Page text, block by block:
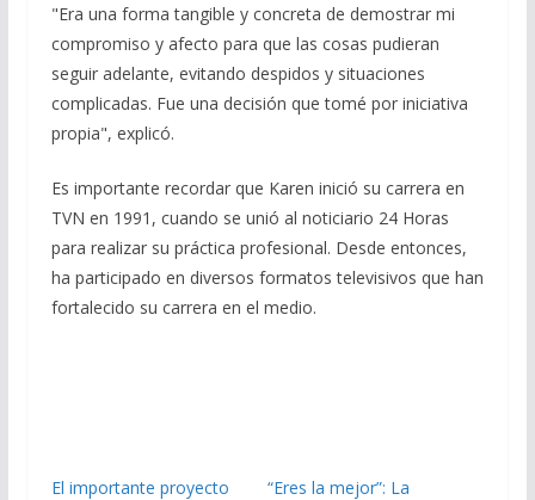
"Era una forma tangible y concreta de demostrar mi
compromiso y afecto para que las cosas pudieran
seguir adelante, evitando despidos y situaciones
complicadas. Fue una decisión que tomé por iniciativa
propia", explicó.
Es importante recordar que Karen inició su carrera en
TVN en 1991, cuando se unió al noticiario 24 Horas
para realizar su práctica profesional. Desde entonces,
ha participado en diversos formatos televisivos que han
fortalecido su carrera en el medio.
El importante proyecto
“Eres la mejor”: La